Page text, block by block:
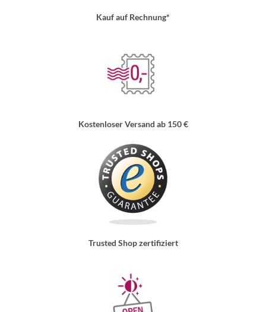
Kauf auf Rechnung*
Kostenloser Versand ab 150 €
Trusted Shop zertifiziert